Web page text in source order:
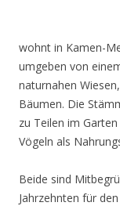
wohnt in Kamen-
umgeben von
naturnahen
Bäumen. Die
zu Teilen im
Vögeln als
Beide sind
Jahrzehnten für